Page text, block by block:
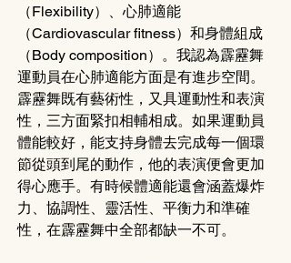
（Flexibility）、心肺適能
（Cardiovascular fitness）和身體組成
（Body composition）。我認為霹靂舞
運動員在心肺適能方面是有進步空間。
霹靂舞既有藝術性，又具運動性和表演
性，三方面緊扣相輔相成。如果運動員
體能較好，能支持身體去完成每一個環
節從頭到尾的動作，他的表演便會更加
得心應手。有時候體適能還會涵蓋爆炸
力、協調性、靈活性、平衡力和準確
性，在霹靂舞中全部都缺一不可。